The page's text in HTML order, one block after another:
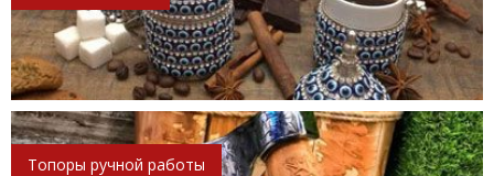
Топоры ручной работы